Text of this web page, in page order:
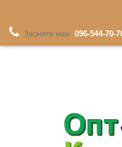
Звоните нам: 096-544-70-